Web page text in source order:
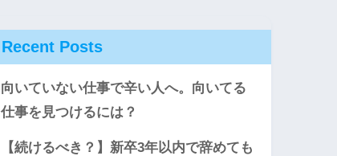
Recent Posts
向いていない仕事で辛い人へ。向いてる
仕事を見つけるには？
【続けるべき？】新卒3年以内で辞めても